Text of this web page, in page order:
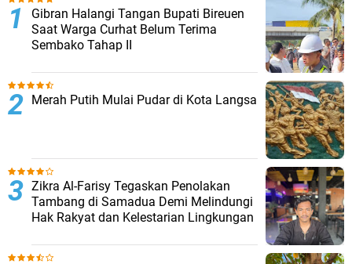
Gibran Halangi Tangan Bupati Bireuen
Saat Warga Curhat Belum Terima
Sembako Tahap II
Merah Putih Mulai Pudar di Kota Langsa
Zikra Al-Farisy Tegaskan Penolakan
Tambang di Samadua Demi Melindungi
Hak Rakyat dan Kelestarian Lingkungan